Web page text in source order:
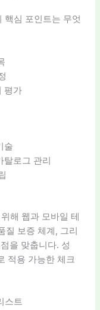
핵심 포인트는 무엇
평가
술
탈로그 관리
해 웹과 모바일 테
질 보증 체계, 그리
을 맞춥니다. 성
적용 가능한 체크
스트